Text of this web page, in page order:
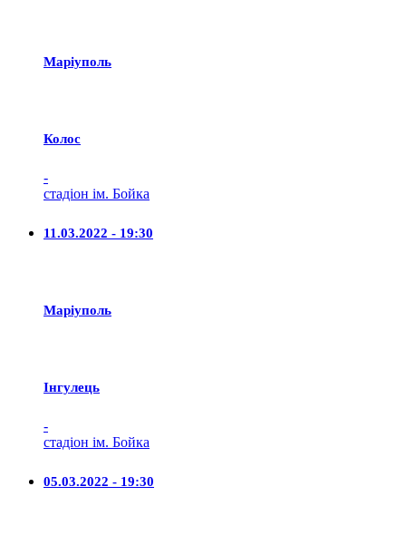
Маріуполь
Колос
-
стадіон ім. Бойка
11.03.2022 - 19:30
Маріуполь
Iнгулець
-
стадіон ім. Бойка
05.03.2022 - 19:30